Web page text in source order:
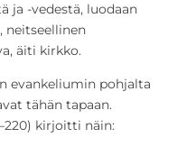
ja -vedestä, luodaan
neitseellinen
äiti kirkko.
evankeliumin pohjalta
tähän tapaan.
kirjoitti näin: